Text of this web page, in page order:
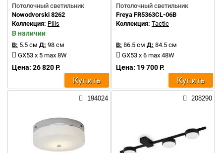
Потолочный светильник
Nowodvorski 8262
Коллекция: Pills
В наличии
В: 5.5 см Д: 98 см
GX53 x 5 max 8W
Цена: 26 820 Р.
Купить
Потолочный светильник
Freya FR5363CL-06B
Коллекция: Tactic
В: 86.5 см Д: 84.5 см
GX53 x 6 max 48W
Цена: 19 700 Р.
Купить
194024 208290